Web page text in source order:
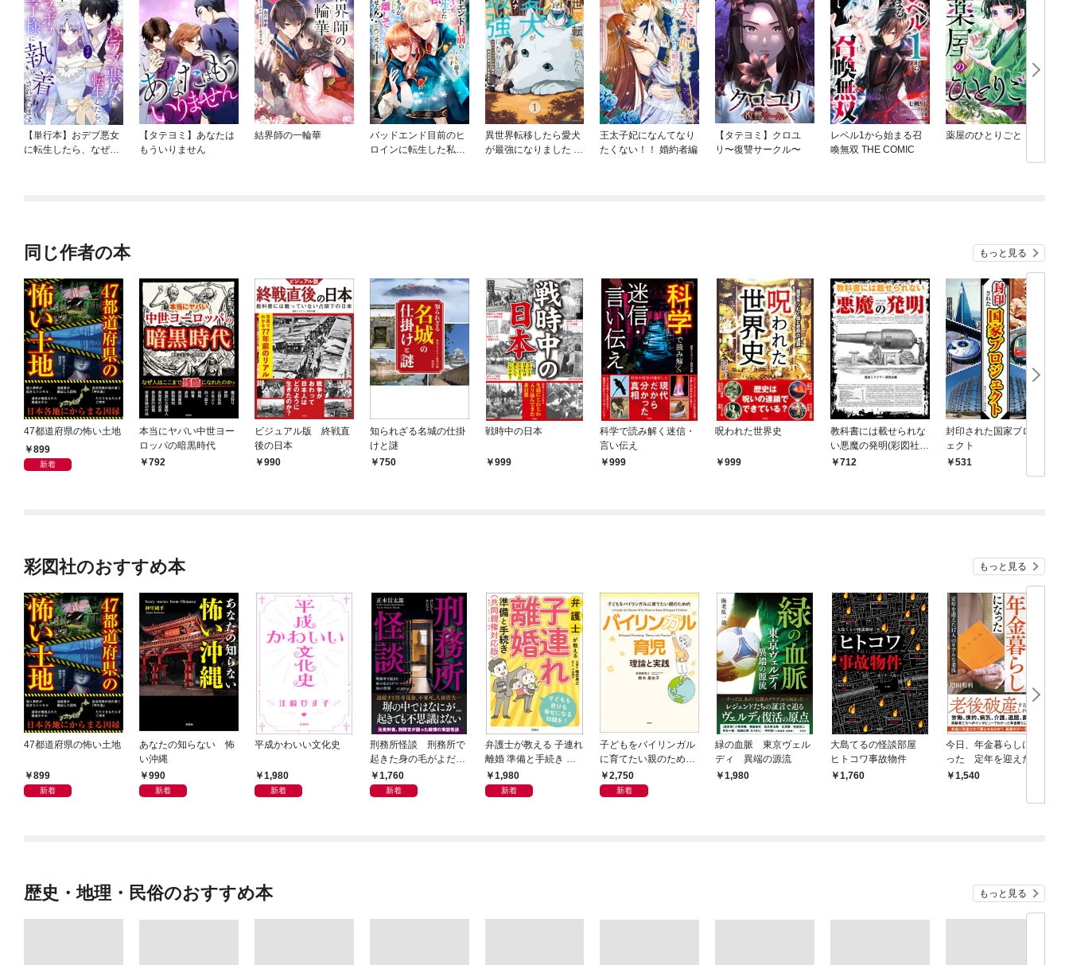
【単行本】おデブ悪女
に転生したら、なぜか
【タテヨミ】あなたは
もういりません
結界師の一輪華
バッドエンド目前のヒ
ロインに転生した私、
異世界転移したら愛犬
が最強になりました ～
王太子妃になんてなり
たくない！！ 婚約者編
【タテヨミ】クロユ
リ〜復讐サークル〜
レベル1から始まる召
喚無双 THE COMIC
薬屋のひとりごと
同じ作者の本 もっと見る
47都道府県の怖い土地
899
新着
本当にヤバい中世ヨー
ロッパの暗黒時代
792
ビジュアル版 終戦直
後の日本
990
知られざる名城の仕掛
けと謎
750
戦時中の日本
999
科学で読み解く迷信・
言い伝え
999
呪われた世界史
999
教科書には載せられな
い悪魔の発明(彩図社文
庫)712
封印された国家プロジ
ェクト
531
彩図社のおすすめ本 もっと見る
47都道府県の怖い土地
899
新着
あなたの知らない 怖
い沖縄
990
新着
平成かわいい文化史
1,980
新着
刑務所怪談 刑務所で
起きた身の毛がよだつ
30の怪異
1,760
新着
弁護士が教える 子連れ
離婚 準備と手続き 共
同親権対応版
1,980
新着
子どもをバイリンガル
に育てたい親のための
バイリンガル育児 理論
と実践
2,750
新着
緑の血脈 東京ヴェル
ディ 異端の源流
1,980
大島てるの怪談部屋
ヒトコワ事故物件
1,760
今日、年金暮らしにな
った 定年を迎えた17
人のリアルな老後
1,540
歴史・地理・民俗のおすすめ本 もっと見る